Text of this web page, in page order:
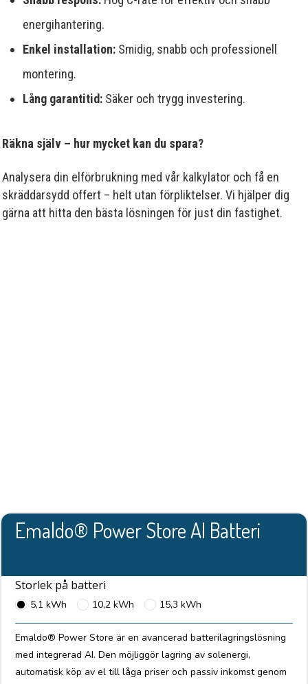
Emaldo® Power Store AI Batteri
Storlek på batteri
5,1 kWh 10,2 kWh 15,3 kWh
Emaldo® Power Store är en avancerad batterilagringslösning
med integrerad AI. Den möjliggör lagring av solenergi,
automatisk köp av el till låga priser och passiv inkomst genom
energihantering.
Enkel installation: Smidig, snabb och professionell
montering.
Lång garantitid: Säker och trygg investering.
Räkna själv – hur mycket kan du spara?
Analysera din elförbrukning med vår kalkylator och få en
skräddarsydd offert – helt utan förpliktelser. Vi hjälper dig
gärna att hitta den bästa lösningen för just din fastighet.